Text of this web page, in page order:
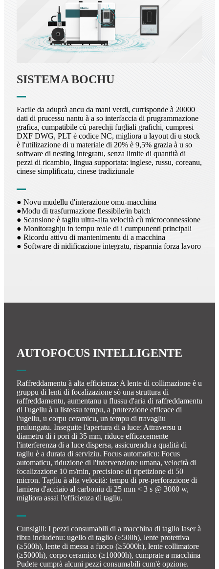
SISTEMA BOCHU
Facile da aduprà ancu da mani verdi, currisponde à 20000
dati di prucessu nantu à a so interfaccia di prugrammazione
grafica, cumpatibile cù parechji fugliali grafichi, cumpresi
DXF DWG, PLT è codice NC, migliora u layout di u stock
è l'utilizazione di u materiale di 20% è 9,5% grazia à u so
software di nesting integratu, senza limite di quantità di
pezzi di ricambio, lingua supportata: inglese, russu, coreanu,
cinese simplificatu, cinese tradiziunale
● Novu mudellu d'interazione omu-macchina
●Modu di trasfurmazione flessibile/in batch
● Scansione è tagliu ultra-alta velocità cù microconnessione
● Monitoraghju in tempu reale di i cumpunenti principali
● Ricordu attivu di mantenimentu di a macchina
● Software di nidificazione integratu, risparmia forza lavoro
AUTOFOCUS INTELLIGENTE
Raffreddamentu à alta efficienza: A lente di collimazione è u
gruppu di lenti di focalizazione sò una struttura di
raffreddamentu, aumentanu u flussu d'aria di raffreddamentu
di l'ugellu à u listessu tempu, a prutezzione efficace di
l'ugellu, u corpu ceramicu, un tempu di travagliu
prulungatu. Inseguite l'apertura di a luce: Attraversu u
diametru di i pori di 35 mm, riduce efficacemente
l'interferenza di a luce dispersa, assicurendu a qualità di
tagliu è a durata di serviziu. Focus automaticu: Focus
automaticu, riduzione di l'intervenzione umana, velocità di
focalizazione 10 m/min, precisione di ripetizione di 50
micron. Tagliu à alta velocità: tempu di pre-perforazione di
lamiera d'acciaio al carboniu di 25 mm < 3 s @ 3000 w,
migliora assai l'efficienza di tagliu.
Cunsiglii: I pezzi consumabili di a macchina di taglio laser à
fibra includenu: ugello di taglio (≥500h), lente protettiva
(≥500h), lente di messa a fuoco (≥5000h), lente collimatore
(≥5000h), corpo ceramico (≥10000h), cumprate a macchina
Pudete cumprà alcuni pezzi consumabili cum'è opzione.